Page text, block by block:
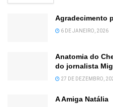
Agradecimento
6 DE JANEIRO, 2026
Anatomia do
do jornalista
27 DE DEZEMBRO,
A Amiga Natália